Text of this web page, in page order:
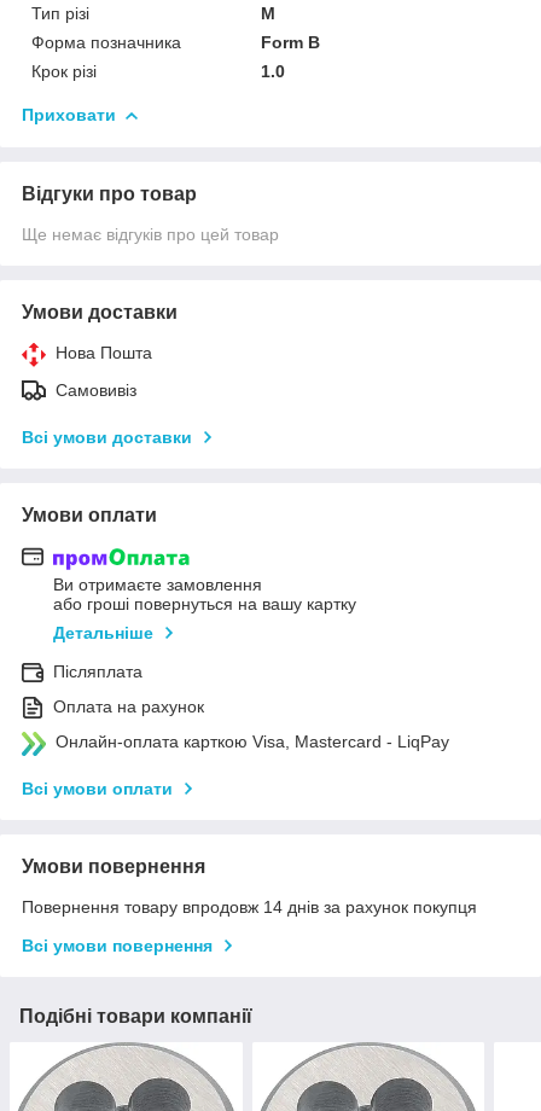
Тип різі
M
Форма позначника
Form B
Крок різі
1.0
Приховати
Відгуки про товар
Ще немає відгуків про цей товар
Умови доставки
Нова Пошта
Самовивіз
Всі умови доставки
Умови оплати
Ви отримаєте замовлення
або гроші повернуться на вашу картку
Детальніше
Післяплата
Оплата на рахунок
Онлайн-оплата карткою Visa, Mastercard - LiqPay
Всі умови оплати
Умови повернення
Повернення товару впродовж 14 днів за рахунок покупця
Всі умови повернення
Подібні товари компанії